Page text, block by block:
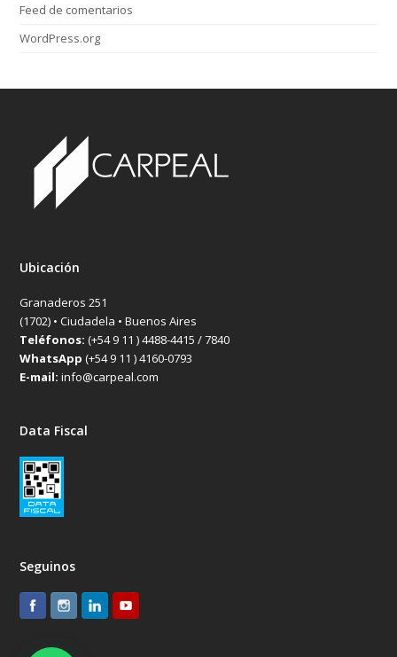
Feed de comentarios
WordPress.org
Ubicación
Granaderos 251
(1702) • Ciudadela • Buenos Aires
Teléfonos:(+54 9 11 ) 4488-4415 / 7840
WhatsApp(+54 9 11 ) 4160-0793
E-mail: info@carpeal.com
Data Fiscal
Seguinos